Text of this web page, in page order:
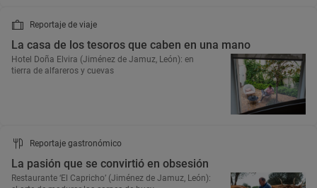
Reportaje de viaje
La casa de los tesoros que caben en una mano
Hotel Doña Elvira (Jiménez de Jamuz, León): en
tierra de alfareros y cuevas
Reportaje gastronómico
La pasión que se convirtió en obsesión
Restaurante ‘El Capricho’ (Jiménez de Jamuz, León):